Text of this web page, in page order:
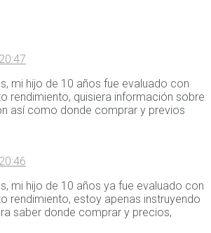
mi hijo de 10 años fue evaluado con
rendimiento, quisiera información sobre
así como donde comprar y previos
mi hijo de 10 años ya fue evaluado con
rendimiento, estoy apenas instruyendo
saber donde comprar y precios,